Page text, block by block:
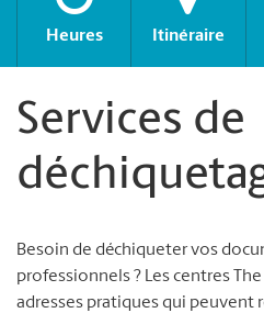
Heures Itinéraire
Services de
Besoin de déchiqueter vos
professionnels ? Les centres
adresses pratiques qui peuvent